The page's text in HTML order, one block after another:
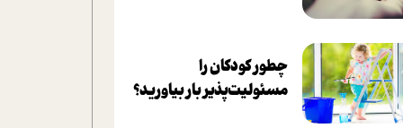
چطور کودکان را
مسئولیت‌پذیر بار بیاورید؟